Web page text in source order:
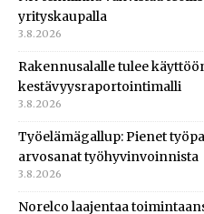
yrityskaupalla
3.8.2026
Rakennusalalle tulee
kestävyysraportointimalli
3.8.2026
Työelämägallup: Pienet
arvosanat työhyvinvoinnista
3.8.2026
Norelco laajentaa